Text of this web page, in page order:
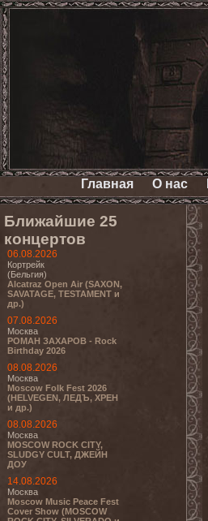
Главная О нас
Ближайшие 25
концертов
06.08.2026
Кортрейк
(Бельгия)
Alcatraz Open Air (SAXON,
SAVATAGE, TESTAMENT и
др.)
07.08.2026
Москва
РОМАН ЗАХАРОВ - Rock
Birthday 2026
08.08.2026
Москва
Moscow Folk Fest 2026
(HELVEGEN, ЛЕДЪ, ХРЕН
и др.)
08.08.2026
Москва
MOSCOW ROCK CITY,
SLUDGY CULT, ДЖЕЙН
ДОУ
14.08.2026
Москва
Moscow Music Peace Fest
Cover Show (MOSCOW